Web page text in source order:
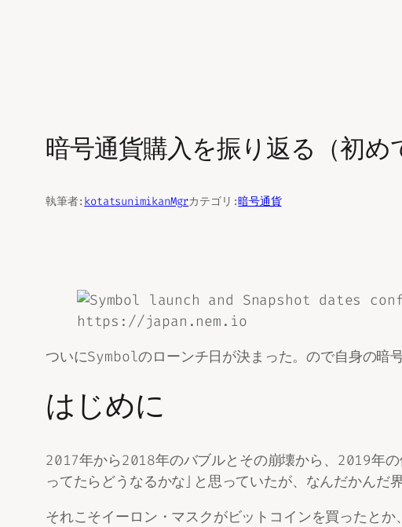
暗号通貨購入を振り返る（初め
執筆者: kotatsunimikanMgrカテゴリ:暗号通貨
https://japan.nem.io
ついにSymbolのローンチ日が決まった。ので自身の暗
はじめに
2017年から2018年のバブルとその崩壊から、2019年
ってたらどうなるかな」と思っていたが、なんだかんだ
それこそイーロン・マスクがビットコインを買ったと